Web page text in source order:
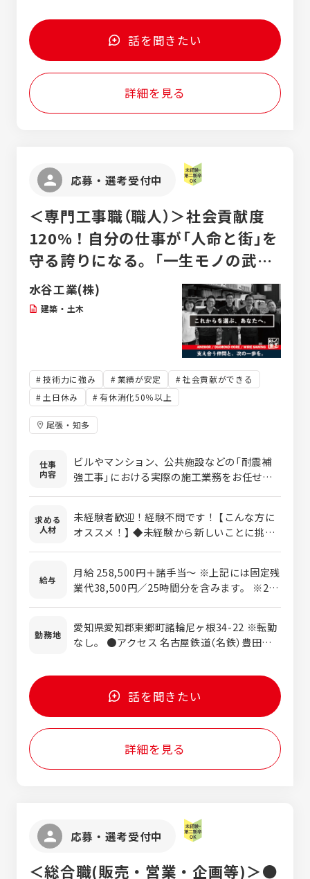
験がある方（職種は問わず） ・2級建築施工管
理技士 ・2級建築士 【歓迎】 ■和気あいあい
とコミュニケーションが取れる方 ■施工管理
ご経験者 ★ベテランも歓迎します！
で助け合える人 能力や知識・経験は一切問い
ません！ エネチタではチームワークを最も大
切にしています！ 自分１人で成果を出すより
もチームで助け合って店舗の目標を達成して
いく、チームとしての成果・成長を大切にし
月） 平均年収 648万円（2025年実績） 業界
トップクラスの年収です！ ※愛知県の平均年
り ◇交通費支給 （ガソリン代を基本とし、
上限37,920円まで支給） ◇雇用保険 ◇厚生年
金 ◇労災保険 ◇健康保険
東浦・阿久比 愛知県知多郡東浦町緒川下出口
24番1 ●ハウスドゥ常滑 愛知県常滑市栄町二
丁目1 ●ハウスドゥ知多 愛知県知多市清水が
丘1丁目1712番 ●ハウスドゥ半田中央 愛知
県半田市星崎町3丁目22-9 ●ハウスドゥ半田
武豊 愛知県半田市青山4丁目4-14 ◆ハウスド
話を聞きたい
詳細を見る
応募・選考受付中
＜専門工事職（職人）＞社会貢献度
120%！自分の仕事が「人命と街」を
守る誇りになる。「一生モノの武
器」が手に入る仕事！
水谷工業(株)
建築・土木
技術力に強み 業績が安定
社会貢献ができる
土日休み
有休消化50％以上
尾張・知多
仕事
内容
ビルやマンション、公共施設などの「耐震補
強工事」における実際の施工業務をお任せし
具体的には・・・ ・鉄骨やコンクリートを用
いた建物の補強作業 ※既存のコンクリート
と鉄筋で構成された柱と梁にボルトを打ち込
む作業です ・施工に必要な機材の準備や片付
け ・チームでの安全確認、作業進行 等 ★
未経験でも安心！「メンター制度」でイチから
あなた専任の先輩（メンター）がつき、道具の
名前や専門用語を覚えるところからスター
ません。先輩の作業を手伝いながら、マンツ
ーマンで一歩ずつ技術を学べる環境です。 気
さくな先輩ばかりなので、分からないことは
その場ですぐに聞けますよ。
求める
人材
未経験者歓迎！経験不問です！ 【こんな方に
オススメ！】 ◆未経験から新しいことに挑戦
たい方 ◆一生モノのスキルを身に着けたい方
給与
月給 258,500円＋諸手当～ ※上記には固定残
業代38,500円／25時間分を含みます。 ※25
応じて決定します。 ＜モデル年収＞430万円
～ 入社1年目／30歳／施工職／配偶者・子1
勤務地
愛知県愛知郡東郷町諸輪尼ヶ根34-22 ※転勤
なし。 ●アクセス 名古屋鉄道（名鉄）豊田線
話を聞きたい
詳細を見る
応募・選考受付中
＜総合職(販売・営業・企画等)＞●